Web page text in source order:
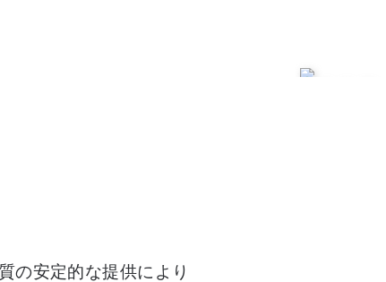
の安定的な提供により